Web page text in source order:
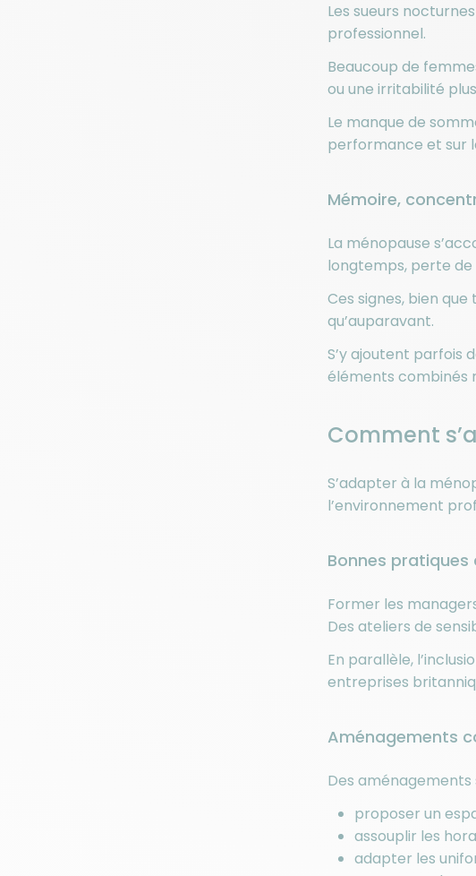
Les sueurs
professionnel.
Beaucoup de
ou une irritabilité
Le manque de
performance et sur
Mémoire,
La ménopause
longtemps, perte
Ces signes, bien
qu’auparavant.
S’y ajoutent parfois
éléments combinés
Comment
S’adapter à la
l’environnement
Bonnes
Former les
Des ateliers de
En parallèle,
entreprises
Aménagements
Des aménagements
proposer un
assouplir les
adapter les